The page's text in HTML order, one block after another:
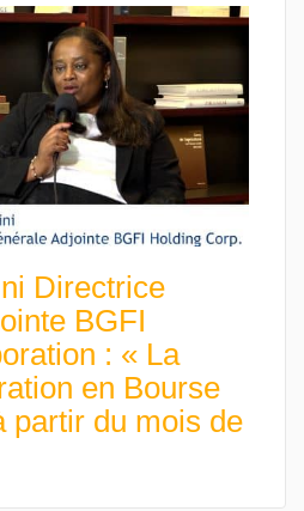
Directrice
BGFI
: « La
en Bourse
partir du mois de